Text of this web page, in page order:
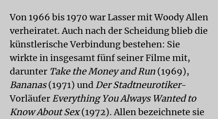
Von 1966 bis 1970 war Lasser mit Woody Allen
verheiratet. Auch nach der Scheidung blieb die
künstlerische Verbindung bestehen: Sie
wirkte in insgesamt fünf seiner Filme mit,
darunter Take the Money and Run (1969),
Bananas(1971) und Der Stadtneurotiker-
Vorläufer Everything You Always Wanted to
Know About Sex(1972). Allen bezeichnete sie